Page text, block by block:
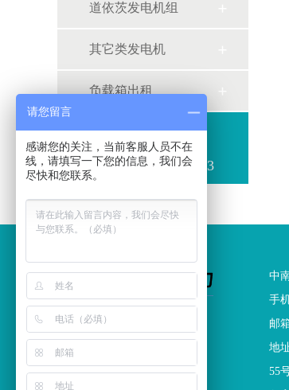
道依茨发电机组
其它类发电机
负载箱出租
联系方式
手机：13902806773
版权所有
中
手
邮
地
55
请您留言
感谢您的关注，当前客服人员不在
线，请填写一下您的信息，我们会
尽快和您联系。